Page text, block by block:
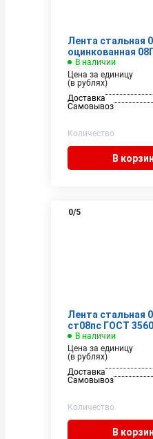
Лента стальная
оцинкованная
В наличии
Цена за единицу
(в рублях)
Доставка
Самовывоз
Количество
В
0/5
Лента стальная
ст08пс ГОСТ
В наличии
Цена за единицу
(в рублях)
Доставка
Самовывоз
Количество
В